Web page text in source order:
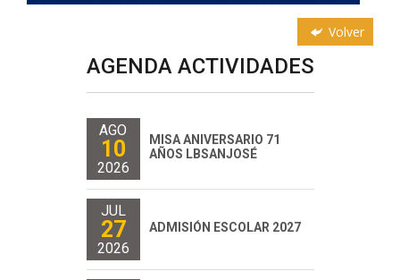
Volver
AGENDA ACTIVIDADES
AGO
10
2026
MISA ANIVERSARIO 71
AÑOS LBSANJOSÉ
JUL
27
2026
ADMISIÓN ESCOLAR 2027